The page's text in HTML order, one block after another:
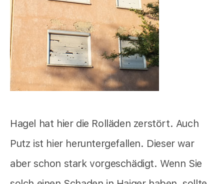
Hagel hat hier die Rolläden zerstört. Auch
Putz ist hier heruntergefallen. Dieser war
aber schon stark vorgeschädigt. Wenn Sie